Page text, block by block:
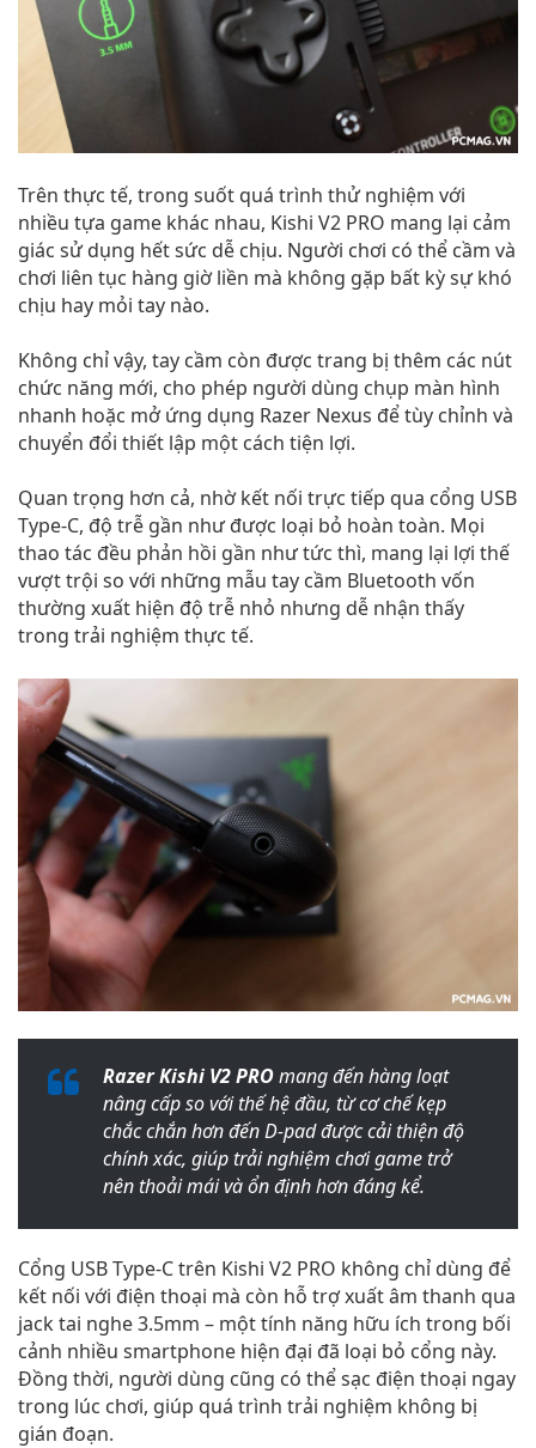
Trên thực tế, trong suốt quá trình thử nghiệm với
nhiều tựa game khác nhau, Kishi V2 PRO mang lại cảm
giác sử dụng hết sức dễ chịu. Người chơi có thể cầm và
chơi liên tục hàng giờ liền mà không gặp bất kỳ sự khó
chịu hay mỏi tay nào.
Không chỉ vậy, tay cầm còn được trang bị thêm các nút
chức năng mới, cho phép người dùng chụp màn hình
nhanh hoặc mở ứng dụng Razer Nexus để tùy chỉnh và
chuyển đổi thiết lập một cách tiện lợi.
Quan trọng hơn cả, nhờ kết nối trực tiếp qua cổng USB
Type-C, độ trễ gần như được loại bỏ hoàn toàn. Mọi
thao tác đều phản hồi gần như tức thì, mang lại lợi thế
vượt trội so với những mẫu tay cầm Bluetooth vốn
thường xuất hiện độ trễ nhỏ nhưng dễ nhận thấy
trong trải nghiệm thực tế.
Razer Kishi V2 PROmang đến hàng loạt
nâng cấp so với thế hệ đầu, từ cơ chế kẹp
chắc chắn hơn đến D-pad được cải thiện độ
chính xác, giúp trải nghiệm chơi game trở
nên thoải mái và ổn định hơn đáng kể.
Cổng USB Type-C trên Kishi V2 PRO không chỉ dùng để
kết nối với điện thoại mà còn hỗ trợ xuất âm thanh qua
jack tai nghe 3.5mm – một tính năng hữu ích trong bối
cảnh nhiều smartphone hiện đại đã loại bỏ cổng này.
Đồng thời, người dùng cũng có thể sạc điện thoại ngay
trong lúc chơi, giúp quá trình trải nghiệm không bị
gián đoạn.